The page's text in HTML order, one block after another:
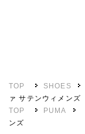
TOP SHOES
ァ サテンウィメンズ
TOP
PUMA
ンズ